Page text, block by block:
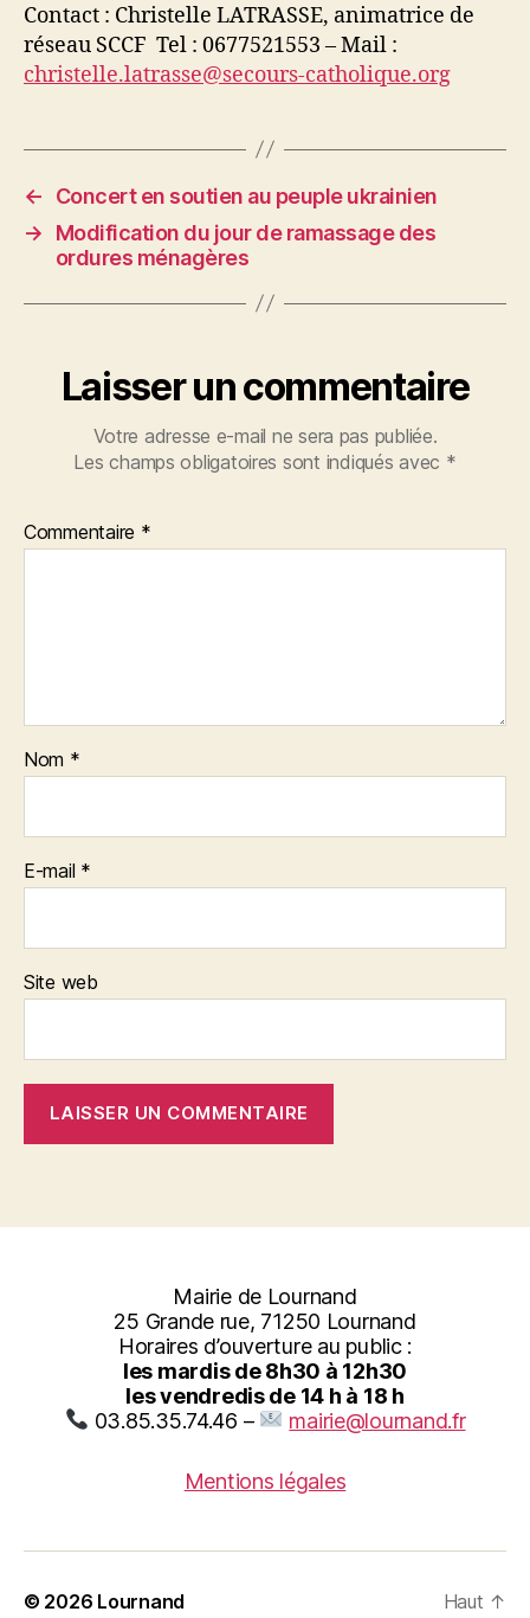
Contact : Christelle LATRASSE, animatrice de
réseau SCCF Tel : 0677521553 – Mail :
christelle.latrasse@secours-catholique.org
←
Concert en soutien au peuple ukrainien
→
Modification du jour de ramassage des
ordures ménagères
Laisser un commentaire
Votre adresse e-mail ne sera pas publiée.
Les champs obligatoires sont indiqués avec *
Commentaire *
Nom *
E-mail *
Site web
Mairie de Lournand
25 Grande rue, 71250 Lournand
Horaires d’ouverture au public :
les mardis de 8h30 à 12h30
les vendredis de 14 h à 18 h
03.85.35.74.46 –
mairie@lournand.fr
Mentions légales
© 2026 Lournand Haut ↑